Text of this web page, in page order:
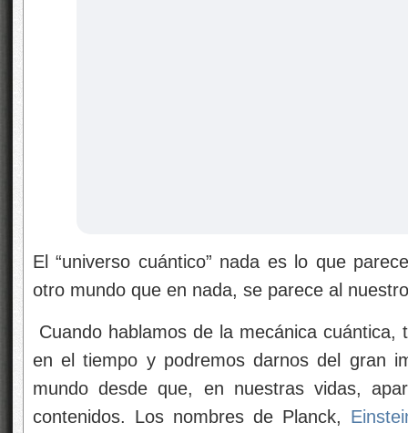
El “universo cuántico” nada es lo que
otro mundo que en nada, se parece al nuestro
Cuando hablamos de la mecánica
en el tiempo y podremos darnos del gran
mundo desde que, en nuestras vidas,
contenidos. Los nombres de Planck,